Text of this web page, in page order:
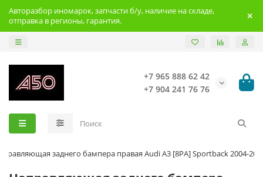
Авторазбор иномарок, запчасти б/у, наличие на складе,
отправка в регионы, гарантия.
+7 965 888 62 42
+7 904 241 76 76
заднего бампера правая Audi A3 [8PA] Sportback 2004-